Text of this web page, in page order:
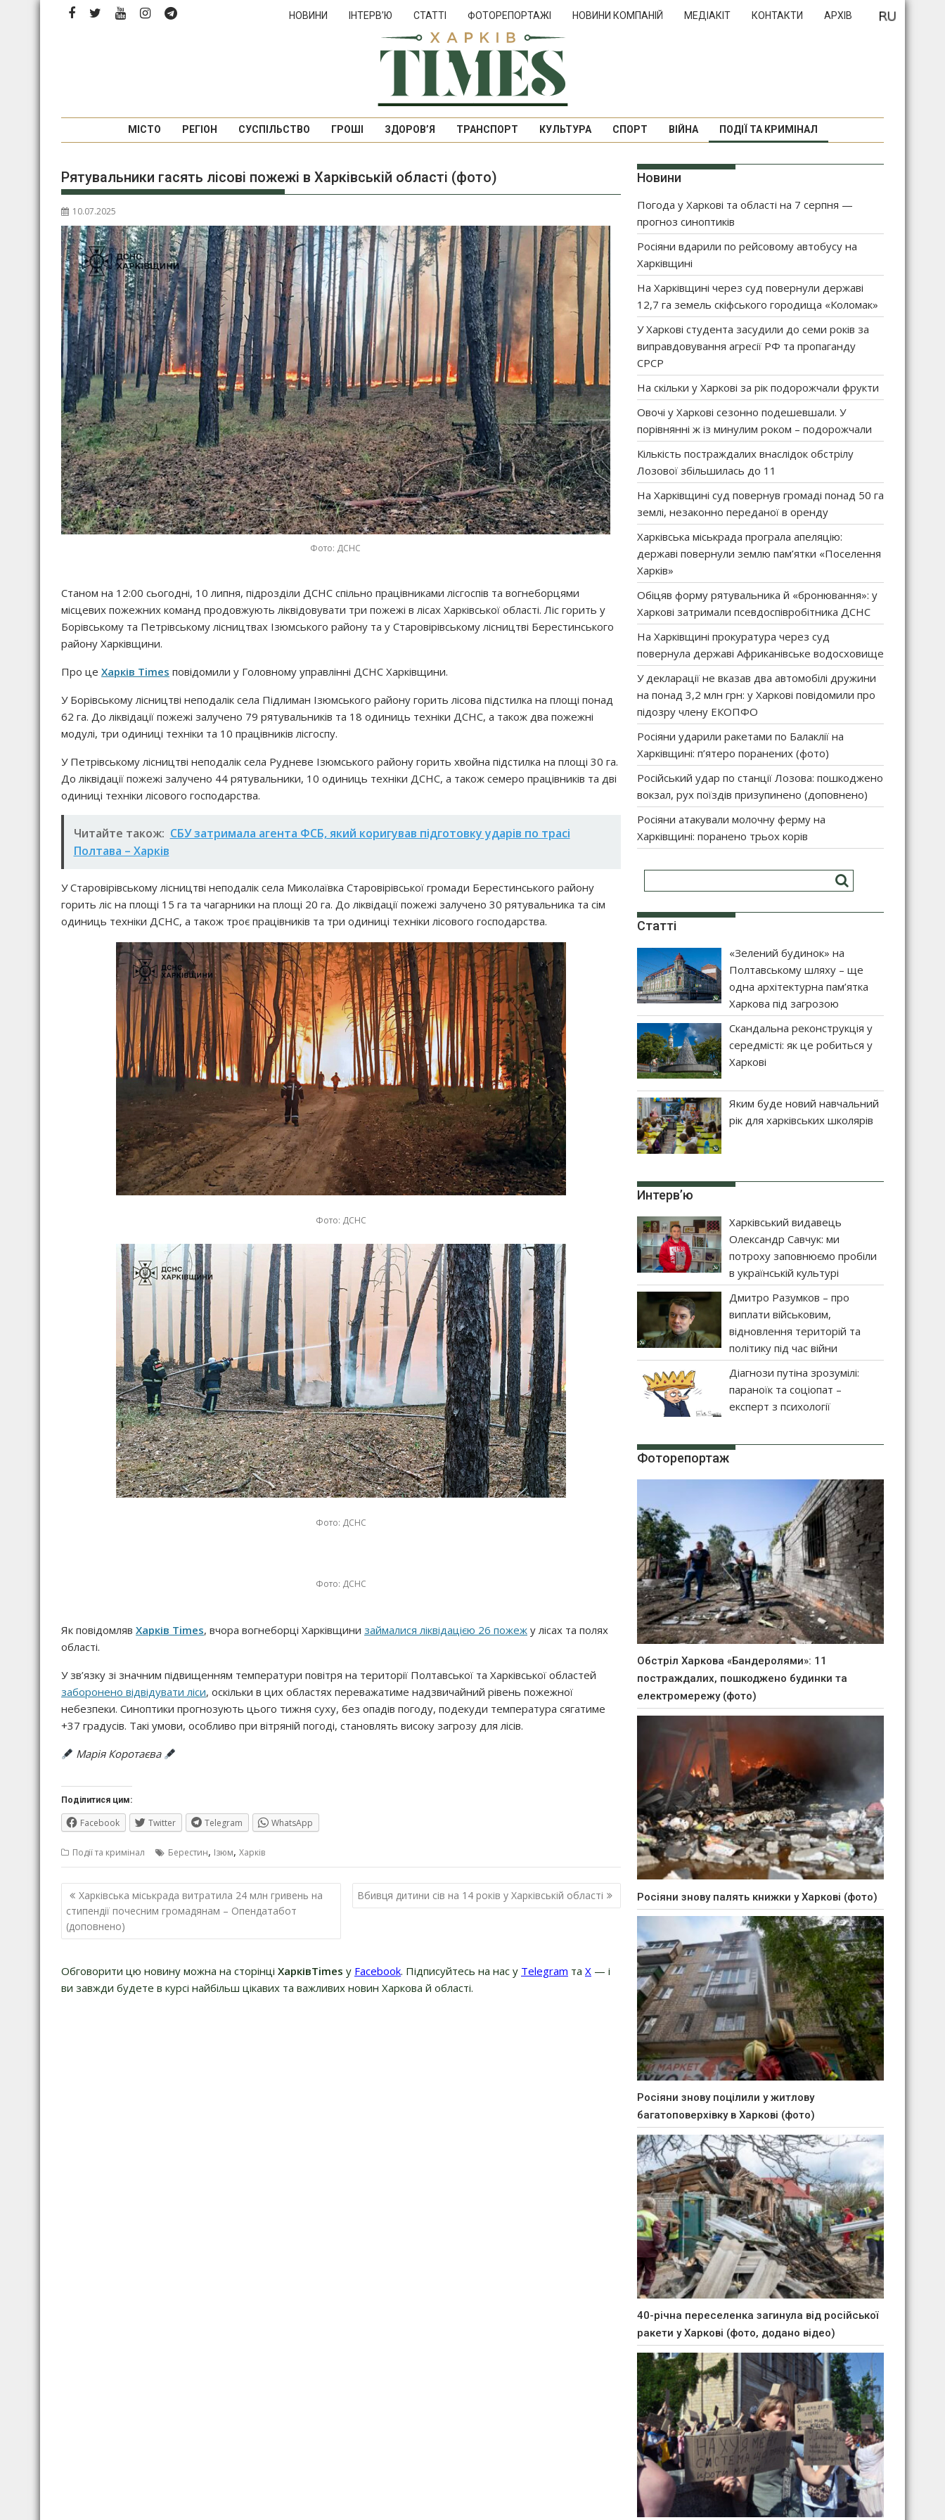
Перейти
НОВИНИ ІНТЕРВ’Ю СТАТТІ ФОТОРЕПОРТАЖІ НОВИНИ КОМПАНІЙ МЕДІАКІТ КОНТАКТИ АРХІВ
МІСТО РЕГІОН СУСПІЛЬСТВО ГРОШІ ЗДОРОВ’Я ТРАНСПОРТ КУЛЬТУРА СПОРТ ВІЙНА ПОДІЇ ТА КРИМІНАЛ
Рятувальники гасять лісові пожежі в Харківській області (фото)
10.07.2025
Фото: ДСНС
Станом на 12:00 сьогодні, 10 липня, підрозділи ДСНС спільно працівниками лісгоспів та вогнеборцями
місцевих пожежних команд продовжують ліквідовувати три пожежі в лісах Харківської області. Ліс горить у
Борівському та Петрівському лісництвах Ізюмського району та у Старовірівському лісництві Берестинського
району Харківщини.
Про це Харків Times повідомили у Головному управлінні ДСНС Харківщини.
У Борівському лісництві неподалік села Підлиман Ізюмського району горить лісова підстилка на площі понад
62 га. До ліквідації пожежі залучено 79 рятувальників та 18 одиниць техніки ДСНС, а також два пожежні
модулі, три одиниці техніки та 10 працівників лісгоспу.
У Петрівському лісництві неподалік села Рудневе Ізюмського району горить хвойна підстилка на площі 30 га.
До ліквідації пожежі залучено 44 рятувальники, 10 одиниць техніки ДСНС, а також семеро працівників та дві
одиниці техніки лісового господарства.
Читайте також: СБУ затримала агента ФСБ, який коригував підготовку ударів по трасі
Полтава – Харків
У Старовірівському лісництві неподалік села Миколаївка Старовірівської громади Берестинського району
горить ліс на площі 15 га та чагарники на площі 20 га. До ліквідації пожежі залучено 30 рятувальника та сім
одиниць техніки ДСНС, а також троє працівників та три одиниці техніки лісового господарства.
Фото: ДСНС
Фото: ДСНС
Фото: ДСНС
Як повідомляв Харків Times, вчора вогнеборці Харківщини займалися ліквідацією 26 пожеж у лісах та полях
області.
У зв’язку зі значним підвищенням температури повітря на території Полтавської та Харківської областей
заборонено відвідувати ліси, оскільки в цих областях переважатиме надзвичайний рівень пожежної
небезпеки. Синоптики прогнозують цього тижня суху, без опадів погоду, подекуди температура сягатиме
+37 градусів. Такі умови, особливо при вітряній погоді, становлять високу загрозу для лісів.
Марія Коротаєва
Поділитися цим:
Facebook Twitter Telegram WhatsApp
Події та кримінал Берестин, Ізюм, Харків
Навігація
записів
Харківська міськрада витратила 24 млн гривень на
стипендії почесним громадянам – Опендатабот
(доповнено)
Вбивця дитини сів на 14 років у Харківській області
Обговорити цю новину можна на сторінці ХарківTimes у Facebook. Підписуйтесь на нас у Telegram та Х — і
ви завжди будете в курсі найбільш цікавих та важливих новин Харкова й області.
Новини
Погода у Харкові та області на 7 серпня —
прогноз синоптиків
Росіяни вдарили по рейсовому автобусу на
Харківщині
На Харківщині через суд повернули державі
12,7 га земель скіфського городища «Коломак»
У Харкові студента засудили до семи років за
виправдовування агресії РФ та пропаганду
СРСР
На скільки у Харкові за рік подорожчали фрукти
Овочі у Харкові сезонно подешевшали. У
порівнянні ж із минулим роком – подорожчали
Кількість постраждалих внаслідок обстрілу
Лозової збільшилась до 11
На Харківщині суд повернув громаді понад 50 га
землі, незаконно переданої в оренду
Харківська міськрада програла апеляцію:
державі повернули землю пам’ятки «Поселення
Харків»
Обіцяв форму рятувальника й «бронювання»: у
Харкові затримали псевдоспівробітника ДСНС
На Харківщині прокуратура через суд
повернула державі Африканівське водосховище
У декларації не вказав два автомобілі дружини
на понад 3,2 млн грн: у Харкові повідомили про
підозру члену ЕКОПФО
Росіяни ударили ракетами по Балаклії на
Харківщині: п’ятеро поранених (фото)
Російський удар по станції Лозова: пошкоджено
вокзал, рух поїздів призупинено (доповнено)
Росіяни атакували молочну ферму на
Харківщині: поранено трьох корів
Статті
«Зелений будинок» на
Полтавському шляху – ще
одна архітектурна пам’ятка
Харкова під загрозою
Скандальна реконструкція у
середмісті: як це робиться у
Харкові
Яким буде новий навчальний
рік для харківських школярів
Интерв’ю
Харківський видавець
Олександр Савчук: ми
потроху заповнюємо пробіли
в українській культурі
Дмитро Разумков – про
виплати військовим,
відновлення територій та
політику під час війни
Діагнози путіна зрозумілі:
параноїк та соціопат –
експерт з психології
Фоторепортаж
Обстріл Харкова «Бандеролями»: 11
постраждалих, пошкоджено будинки та
електромережу (фото)
Росіяни знову палять книжки у Харкові (фото)
Росіяни знову поцілили у житлову
багатоповерхівку в Харкові (фото)
40-річна переселенка загинула від російської
ракети у Харкові (фото, додано відео)